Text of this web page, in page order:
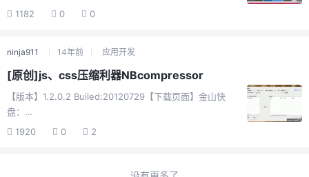
CSS/zipball/master经过这么多年，Windows操作系统有
一些组件简单范例。 根据官方的解释一直会开发改进下
去，喜欢的朋友可以去研究一下，至少能减少开发时间。
1182 0 0
ninja911 14年前 应用开发
[原创]js、css压缩利器NBcompressor
【版本】1.2.0.2 Builed:20120729【下载页面】金山快
盘：
http://www.kuaipan.cn/file/id\_4196801523484433.ht
淆、保留分号、禁止优化，支持常用编码utf-8、GBK、
1920 0 2